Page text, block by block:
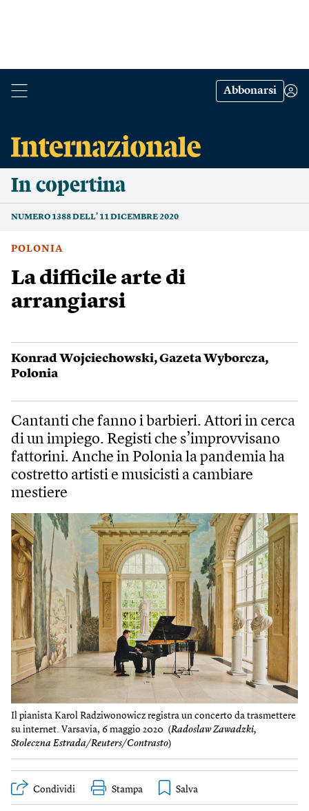
Abbonarsi
In copertina
NUMERO 1388 DELL’ 11 DICEMBRE 2020
POLONIA
La difficile arte di
arrangiarsi
Konrad Wojciechowski,Gazeta Wyborcza,
Polonia
Cantanti che fanno i barbieri. Attori in cerca
di un impiego. Registi che s’improvvisano
fattorini. Anche in Polonia la pandemia ha
costretto artisti e musicisti a cambiare
mestiere
Il pianista Karol Radziwonowicz registra un concerto da trasmettere
su internet. Varsavia, 6 maggio 2020 (Radoslaw Zawadzki,
Stoleczna Estrada/Reuters/Contrasto)
Condividi Stampa